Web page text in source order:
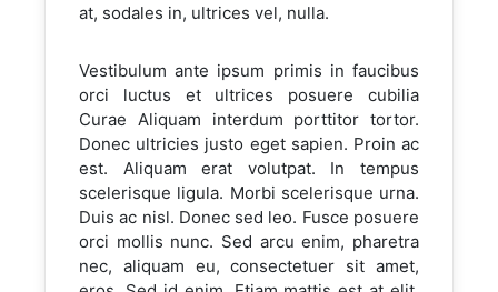
at, sodales in, ultrices vel, nulla.
Vestibulum ante ipsum primis in faucibus
orci luctus et ultrices posuere cubilia
Curae Aliquam interdum porttitor tortor.
Donec ultricies justo eget sapien. Proin ac
est. Aliquam erat volutpat. In tempus
scelerisque ligula. Morbi scelerisque urna.
Duis ac nisl. Donec sed leo. Fusce posuere
orci mollis nunc. Sed arcu enim, pharetra
nec, aliquam eu, consectetuer sit amet,